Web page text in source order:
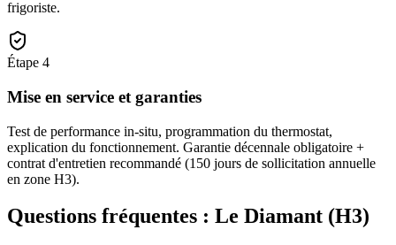
frigoriste.
Étape 4
Mise en service et garanties
Test de performance in-situ, programmation du thermostat,
explication du fonctionnement. Garantie décennale obligatoire +
contrat d'entretien recommandé (150 jours de sollicitation annuelle
en zone H3).
Questions fréquentes : Le Diamant (H3)